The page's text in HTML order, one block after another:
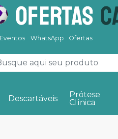
WhatsApp Ofertas
Descartáveis
Prótese
Clínica